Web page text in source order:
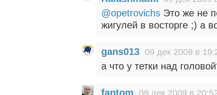
@opetrovichs Это же не
жигулей в восторге ;) а
gans013 09 дек 2009 в
а что у тетки над
fantom 09 дек 2009 в